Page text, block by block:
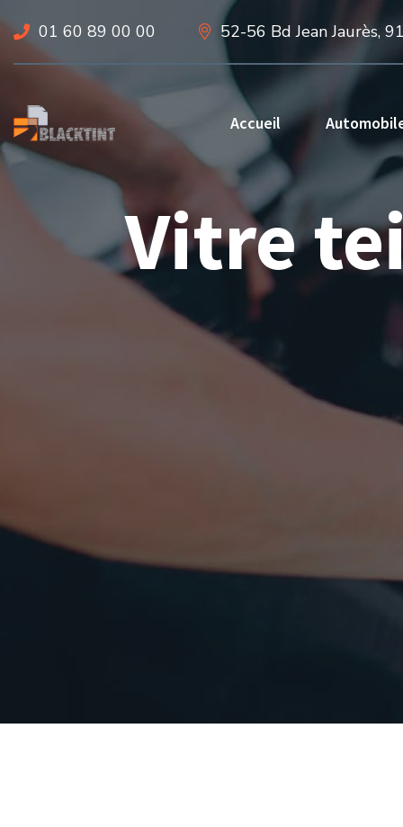
01 60 89 00 00 52-56 Bd Jean Jaurès,
Accueil
Vitre